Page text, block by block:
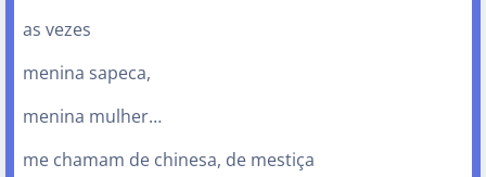
as vezes
menina sapeca,
menina mulher…
me chamam de chinesa, de mestiça